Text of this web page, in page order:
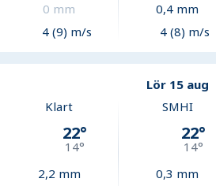
0 mm
4 (9) m/s
0,4 mm
4 (8) m/s
Lör 15 aug
Klart
22°
14°
2,2 mm
SMHI
22°
14°
0,3 mm